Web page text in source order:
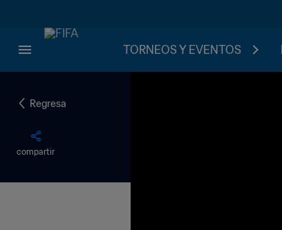
TORNEOS Y EVENTOS
Regresa
compartir